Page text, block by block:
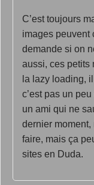
C’est toujours
images peuvent
demande si on
aussi, ces petits
la lazy loading,
c’est pas un
un ami qui ne
dernier
faire, mais ça
sites en Duda.